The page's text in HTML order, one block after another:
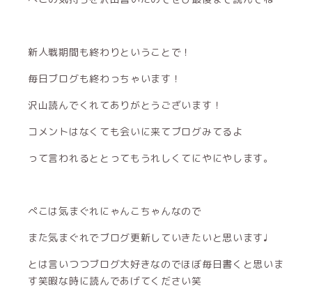
新人戦期間も終わりということで！
毎日ブログも終わっちゃいます！
沢山読んでくれてありがとうございます！
コメントはなくても会いに来てブログみてるよ
って言われるととってもうれしくてにやにやします。
ぺこは気まぐれにゃんこちゃんなので
また気まぐれでブログ更新していきたいと思います♩
とは言いつつブログ大好きなのでほぼ毎日書くと思いま
す笑暇な時に読んであげてください笑